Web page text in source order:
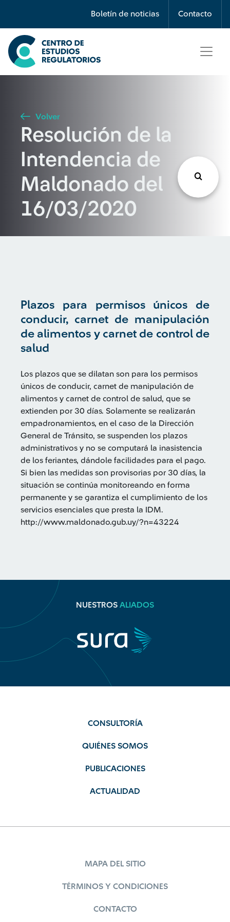
Boletín de noticias Contacto
Búsqueda
Seleccione país
Buscar
Volver
Resolución de la
Intendencia de
Maldonado del
16/03/2020
Plazos para permisos únicos de
conducir, carnet de manipulación
de alimentos y carnet de control de
salud
Los plazos que se dilatan son para los permisos
únicos de conducir, carnet de manipulación de
alimentos y carnet de control de salud, que se
extienden por 30 días. Solamente se realizarán
empadronamientos, en el caso de la Dirección
General de Tránsito, se suspenden los plazos
administrativos y no se computará la inasistencia
de los feriantes, dándole facilidades para el pago.
Si bien las medidas son provisorias por 30 días, la
situación se continúa monitoreando en forma
permanente y se garantiza el cumplimiento de los
servicios esenciales que presta la IDM.
http://www.maldonado.gub.uy/?n=43224
NUESTROS ALIADOS
CONSULTORÍA
QUIÉNES SOMOS
PUBLICACIONES
ACTUALIDAD
MAPA DEL SITIO
TÉRMINOS Y CONDICIONES
CONTACTO